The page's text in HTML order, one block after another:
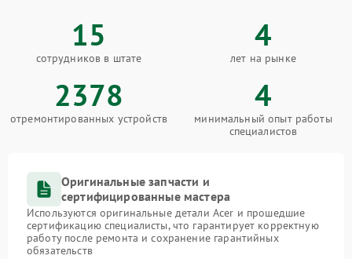
15
сотрудников в штате
4
лет на рынке
2378
отремонтированных устройств
4
минимальный опыт работы
специалистов
Оригинальные запчасти и
сертифицированные мастера
Используются оригинальные детали Acer и прошедшие
сертификацию специалисты, что гарантирует корректную
работу после ремонта и сохранение гарантийных
обязательств